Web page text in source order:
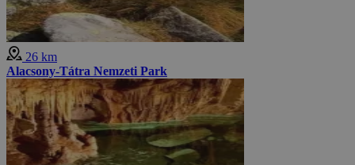
26 km
Alacsony-Tátra Nemzeti Park